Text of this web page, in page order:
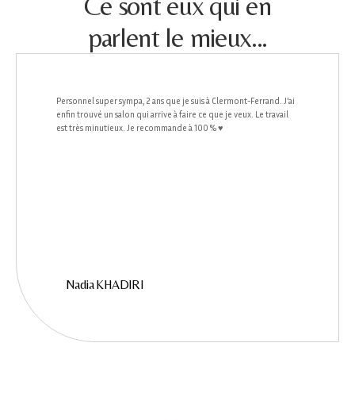
Personnel super sympa, 2 ans que je suis à Clermont-Ferrand. J’ai
enfin trouvé un salon qui arrive à faire ce que je veux. Le travail
est très minutieux. Je recommande à 100 % ♥️
Nadia KHADIRI
parlent le mieux...